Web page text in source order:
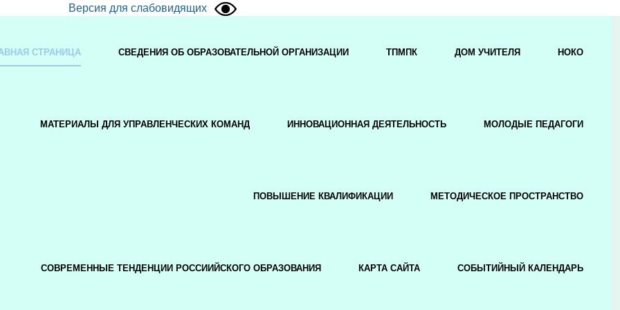
Версия для слабовидящих
СТРАНИЦА СВЕДЕНИЯ ОБ ОБРАЗОВАТЕЛЬНОЙ ОРГАНИЗАЦИИ ТПМПК ДОМ УЧИТЕЛЯ НОКО
МАТЕРИАЛЫ ДЛЯ УПРАВЛЕНЧЕСКИХ КОМАНД ИННОВАЦИОННАЯ ДЕЯТЕЛЬНОСТЬ МОЛОДЫЕ ПЕДАГОГИ
ПОВЫШЕНИЕ КВАЛИФИКАЦИИ МЕТОДИЧЕСКОЕ ПРОСТРАНСТВО
СОВРЕМЕННЫЕ ТЕНДЕНЦИИ РОССИИЙСКОГО ОБРАЗОВАНИЯ КАРТА САЙТА СОБЫТИЙНЫЙ КАЛЕНДАРЬ